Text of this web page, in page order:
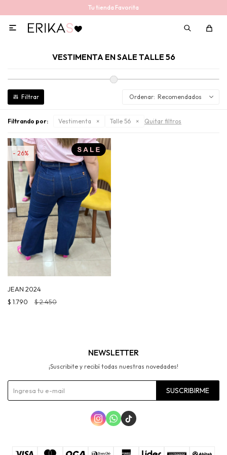
Tu tienda Favorita

VESTIMENTA EN SALE TALLE 56
Recomendados
Filtrando por: Vestimenta Talle 56 Quitar filtros
JEAN 2024
$ 1.790 $2.450
26
NEWSLETTER
¡Suscribite y recibí todas nuestras novedades!
SUSCRIBIRME
  